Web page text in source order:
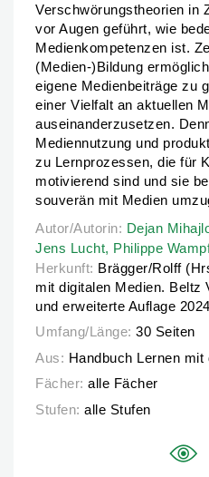
Verschwörungstheorien in
vor Augen geführt, wie
Medienkompetenzen ist.
(Medien-)Bildung
eigene Medienbeiträge zu
einer Vielfalt an aktuellen
auseinanderzusetzen.
Mediennutzung und
zu Lernprozessen, die für
motivierend sind und sie
souverän mit Medien
Autor/Autorin: Dejan
Autor/Autorin: Dejan
Jens Lucht, Philippe
Herkunft: Brägger/Rolff
mit digitalen Medien. Beltz
und erweiterte Auflage 2024
Umfang/Länge: 30 Seiten
Aus: Handbuch Lernen mit
Fächer: alle Fächer
Stufen: alle Stufen